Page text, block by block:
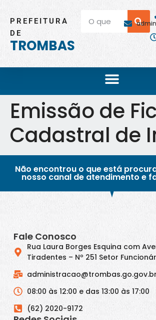
PREFEITURA
DE
TROMBAS
Emissão de
Cadastral de
Não encontrou o que está
nosso canal de atendimento e
Fale Conosco
Rua Laura Borges Esquina com
Tiradentes – Nº 251 Setor
administracao@trombas.go.gov.br
08:00 às 12:00 e das 13:00 às 17:00
(62) 2020-9172